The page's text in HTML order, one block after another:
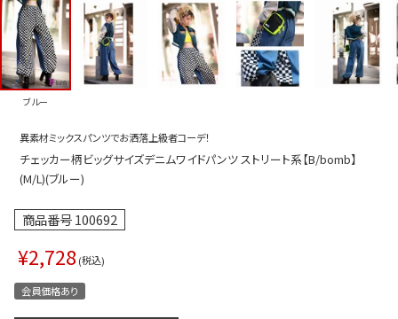
ス
ス
アップ
ース
インワン／サロペット
ラ・ニップレス
新作
トップス
ボトムス
ブルー
異素材ミックスパンツでお洒落上級者コーデ！
チェッカー柄ビッグサイズデニムワイドパンツ ストリート系【B/bomb】
(M/L)(ブルー)
商品番号100692
¥2,728 税込
会員価格あり